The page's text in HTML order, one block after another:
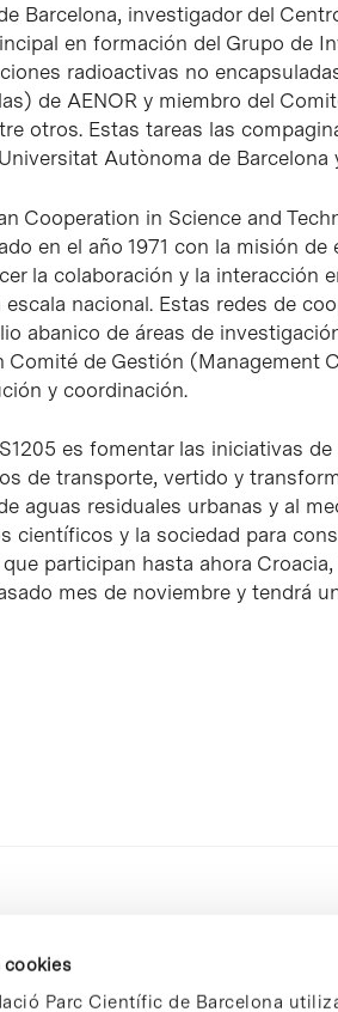
cookies
Parc Científic de Barcelona
Barcelona, investigador del
en formación del Grupo de
radioactivas no
de AENOR y miembro del
otros. Estas tareas las
Autònoma de Barcelona
Cooperation in Science and
en el año 1971 con la misión de
la colaboración y la interacción
nacional. Estas redes de
abanico de áreas de
Comité de Gestión (Management
y coordinación.
es fomentar las iniciativas
de transporte, vertido y
aguas residuales urbanas y al
científicos y la sociedad para
participan hasta ahora Croacia,
mes de noviembre y tendrá